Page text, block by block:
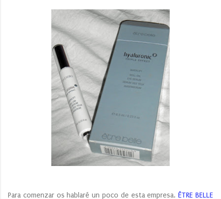
Para comenzar os hablaré un poco de esta empresa.ÊTRE BELLE